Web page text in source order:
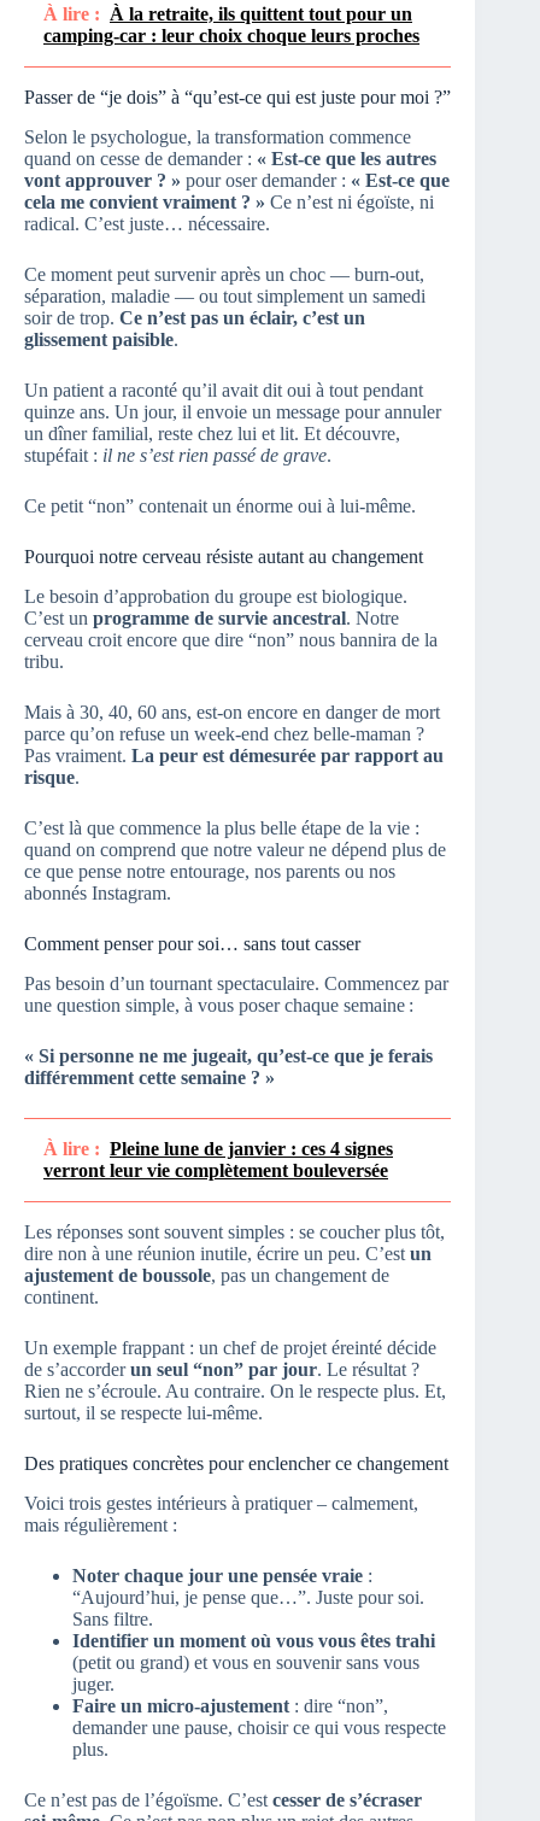
À lire : À la retraite, ils quittent tout pour un
camping-car : leur choix choque leurs proches
Passer de “je dois” à “qu’est-ce qui est juste pour moi ?”
Selon le psychologue, la transformation commence
quand on cesse de demander : « Est-ce que les autres
vont approuver ? » pour oser demander : « Est-ce que
cela me convient vraiment ? » Ce n’est ni égoïste, ni
radical. C’est juste… nécessaire.
Ce moment peut survenir après un choc — burn-out,
séparation, maladie — ou tout simplement un samedi
soir de trop. Ce n’est pas un éclair, c’est un
glissement paisible.
Un patient a raconté qu’il avait dit oui à tout pendant
quinze ans. Un jour, il envoie un message pour annuler
un dîner familial, reste chez lui et lit. Et découvre,
stupéfait : il ne s’est rien passé de grave.
Ce petit “non” contenait un énorme oui à lui-même.
Pourquoi notre cerveau résiste autant au changement
Le besoin d’approbation du groupe est biologique.
C’est un programme de survie ancestral. Notre
cerveau croit encore que dire “non” nous bannira de la
tribu.
Mais à 30, 40, 60 ans, est-on encore en danger de mort
parce qu’on refuse un week-end chez belle-maman ?
Pas vraiment. La peur est démesurée par rapport au
risque.
C’est là que commence la plus belle étape de la vie :
quand on comprend que notre valeur ne dépend plus de
ce que pense notre entourage, nos parents ou nos
abonnés Instagram.
Comment penser pour soi… sans tout casser
Pas besoin d’un tournant spectaculaire. Commencez par
une question simple, à vous poser chaque semaine :
« Si personne ne me jugeait, qu’est-ce que je ferais
différemment cette semaine ? »
À lire : Pleine lune de janvier : ces 4 signes
verront leur vie complètement bouleversée
Les réponses sont souvent simples : se coucher plus tôt,
dire non à une réunion inutile, écrire un peu. C’est un
ajustement de boussole, pas un changement de
continent.
Un exemple frappant : un chef de projet éreinté décide
de s’accorderun seul “non” par jour. Le résultat ?
Rien ne s’écroule. Au contraire. On le respecte plus. Et,
surtout, il se respecte lui-même.
Des pratiques concrètes pour enclencher ce changement
Voici trois gestes intérieurs à pratiquer – calmement,
mais régulièrement :
Noter chaque jour une pensée vraie :
“Aujourd’hui, je pense que…”. Juste pour soi.
Sans filtre.
Identifier un moment où vous vous êtes trahi
(petit ou grand) et vous en souvenir sans vous
juger.
Faire un micro-ajustement : dire “non”,
demander une pause, choisir ce qui vous respecte
plus.
Ce n’est pas de l’égoïsme. C’est cesser de s’écraser